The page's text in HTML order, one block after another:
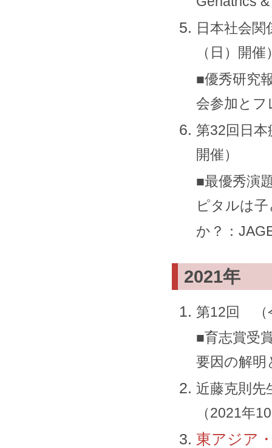
日本社会
（日）開催
■優秀研究
会参加とフ
第32回日
開催）
■最優秀演
ピタルは
か？：
2021年
第12回 （
■育志賞受
要因の解明
近藤克則
（2021年
東アジア